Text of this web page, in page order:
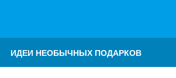
ИДЕИ НЕОБЫЧНЫХ ПОДАРКОВ